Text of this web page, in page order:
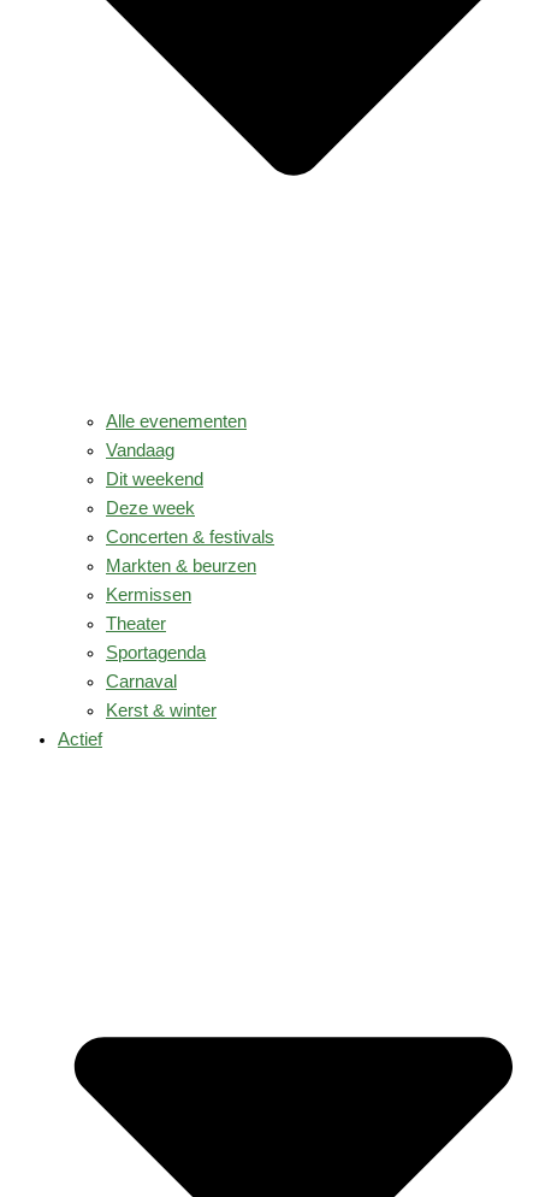
Alle evenementen
Vandaag
Dit weekend
Deze week
Concerten & festivals
Markten & beurzen
Kermissen
Theater
Sportagenda
Carnaval
Kerst & winter
Actief